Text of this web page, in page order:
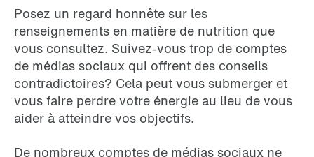
Posez un regard honnête sur les
renseignements en matière de nutrition que
vous consultez. Suivez-vous trop de comptes
de médias sociaux qui offrent des conseils
contradictoires? Cela peut vous submerger et
vous faire perdre votre énergie au lieu de vous
aider à atteindre vos objectifs.
De nombreux comptes de médias sociaux ne